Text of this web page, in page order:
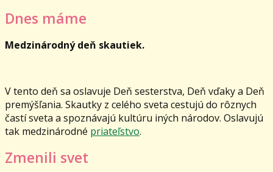
Dnes máme
Medzinárodný deň skautiek.
V tento deň sa oslavuje Deň sesterstva, Deň vďaky a Deň
premýšľania. Skautky z celého sveta cestujú do rôznych
častí sveta a spoznávajú kultúru iných národov. Oslavujú
tak medzinárodné priateľstvo.
Zmenili svet